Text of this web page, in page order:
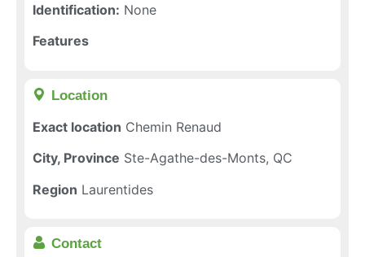
Identification: None
Features
Location​
Exact location Chemin Renaud
City, Province Ste-Agathe-des-Monts, QC
Region Laurentides
Contact